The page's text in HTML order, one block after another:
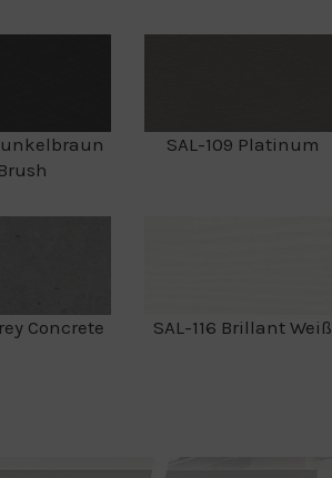
SAL-109 Platinum
Concrete SAL-116 Brillant Weiß